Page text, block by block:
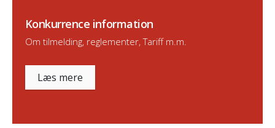
Konkurrence information
Om tilmelding, reglementer, Tariff m.m.
Læs mere